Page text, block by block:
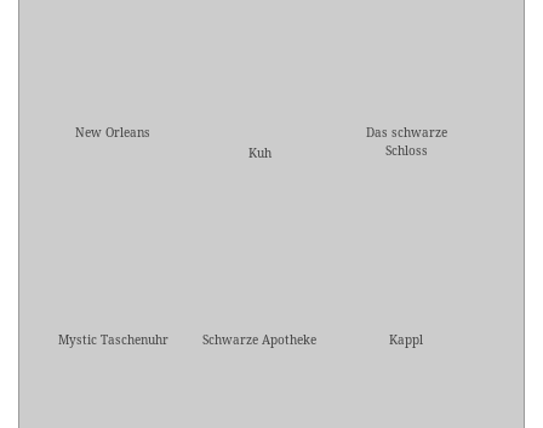
New Orleans
Kuh
Das schwarze
Schloss
Mystic Taschenuhr Schwarze Apotheke Kappl